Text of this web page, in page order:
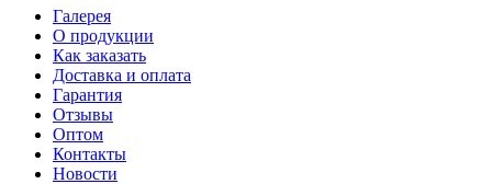
Галерея
О продукции
Как заказать
Доставка и оплата
Гарантия
Отзывы
Оптом
Контакты
Новости